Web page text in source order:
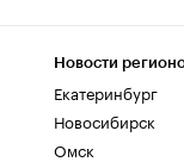
Новости
Екатеринбург
Новосибирск
Омск